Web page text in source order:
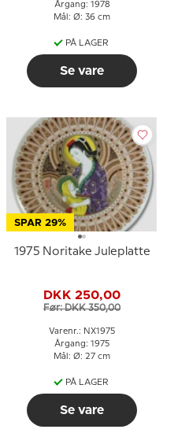
Årgang: 1978
Mål: Ø: 36 cm
PÅ LAGER
Se vare
SPAR 29%
1975 Noritake Juleplatte
DKK 250,00
Før: DKK 350,00
Varenr.: NX1975
Årgang: 1975
Mål: Ø: 27 cm
PÅ LAGER
Se vare